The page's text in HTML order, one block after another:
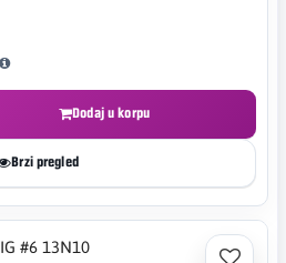
Dodaj u korpu
Brzi pregled